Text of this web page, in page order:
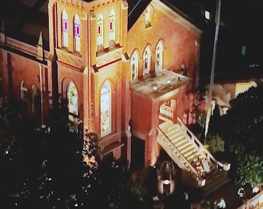
2026 年松年大學畢業典禮相關活
動
松年大學辦公室搬遷至馬偕紀念大
樓三樓(原 301 教室)。
松年大學2026年暑期班開始招生
➜